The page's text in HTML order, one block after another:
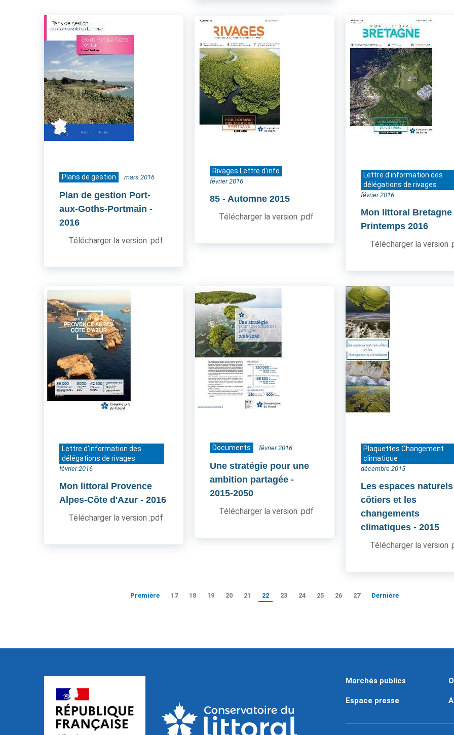
Plans de gestion mars 2016
Plan de gestion Port-
aux-Goths-Portmain -
2016
Télécharger la version .pdf
Rivages Lettre d'info
février 2016
85 - Automne 2015
Télécharger la version .pdf
Lettre d'information des
délégations de rivages
février 2016
Mon littoral Bretagne
Printemps 2016
Télécharger la version
Lettre d'information des
délégations de rivages
février 2016
Mon littoral Provence
Alpes-Côte d'Azur - 2016
Télécharger la version .pdf
Documents février 2016
Une stratégie pour une
ambition partagée-
2015-2050
Télécharger la version .pdf
Plaquettes Changement
climatique
décembre 2015
Les espaces naturels
côtiers et les
changements
climatiques - 2015
Télécharger la version
Première 17 18 19 20 21 22 23 24 25 26 27 Dernière
Marchés publics
Espace presse